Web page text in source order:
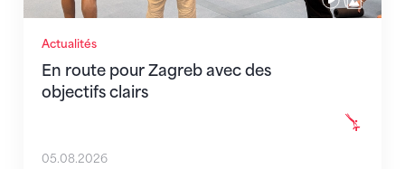
Actualités
En route pour Zagreb avec des
objectifs clairs
05.08.2026